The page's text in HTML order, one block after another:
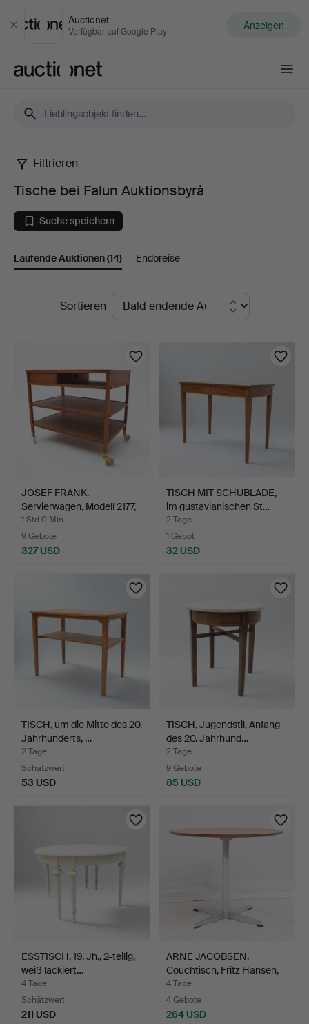
Schließen
Auctionet
Verfügbar auf Google Play Anzeigen
Tische
bei
Falun
Auktionsbyrå
Filtrieren
Tische bei Falun Auktionsbyrå
Suche speichern
Laufende Auktionen(14) Endpreise
LaufendeSortieren
JOSEF FRANK.
Servierwagen, Modell 2177,
Fi…
1 Std 0 Min
9 Gebote
327 USD
TISCH MIT SCHUBLADE,
im gustavianischen St…
2 Tage
1 Gebot
32 USD
TISCH, um die Mitte des 20.
Jahrhunderts, …
2 Tage
Schätzwert
53 USD
TISCH, Jugendstil, Anfang
des 20. Jahrhund…
2 Tage
9 Gebote
85 USD
ESSTISCH, 19. Jh., 2-teilig,
weiß lackiert…
4 Tage
Schätzwert
211 USD
ARNE JACOBSEN.
Couchtisch, Fritz Hansen,
D…
4 Tage
4 Gebote
264 USD